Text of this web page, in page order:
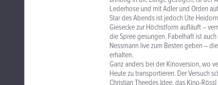
Lederhose und mit Adler und Orden
Star des Abends ist jedoch Ute
Giesecke zur Höchstform aufläuft –
die Spree gesungen. Fabelhaft ist
Nessmann live zum Besten geben –
erhalten.
Ganz anders bei der Kinoversion, wo
Heute zu transportieren. Der Versuch
Christian Theedes Idee, das Kino-